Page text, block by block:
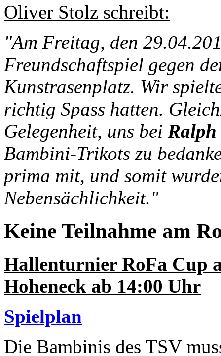
Oliver Stolz schreibt:
"Am Freitag, den
Freundschaftspiel gegen
Kunstrasenplatz. Wir
richtig Spass hatten.
Gelegenheit, uns bei Ralph
Bambini-Trikots zu
prima mit, und somit
Nebensächlichkeit."
Keine Teilnahme am
Hallenturnier RoFa Cup
Hoheneck ab 14:00 Uhr
Spielplan
Die Bambinis des TSV